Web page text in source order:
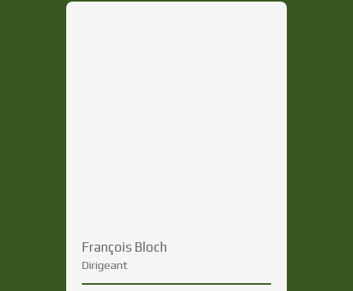
François Bloch
Dirigeant